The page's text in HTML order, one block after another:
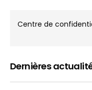
Centre de
Dernières